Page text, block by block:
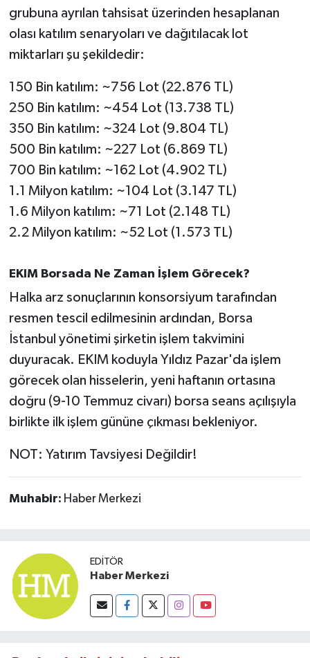
grubuna ayrılan tahsisat üzerinden hesaplanan
olası katılım senaryoları ve dağıtılacak lot
miktarları şu şekildedir:
150 Bin katılım: ~756 Lot (22.876 TL)
250 Bin katılım: ~454 Lot (13.738 TL)
350 Bin katılım: ~324 Lot (9.804 TL)
500 Bin katılım: ~227 Lot (6.869 TL)
700 Bin katılım: ~162 Lot (4.902 TL)
1.1 Milyon katılım: ~104 Lot (3.147 TL)
1.6 Milyon katılım: ~71 Lot (2.148 TL)
2.2 Milyon katılım: ~52 Lot (1.573 TL)
EKIM Borsada Ne Zaman İşlem Görecek?
Halka arz sonuçlarının konsorsiyum tarafından
resmen tescil edilmesinin ardından, Borsa
İstanbul yönetimi şirketin işlem takvimini
duyuracak. EKIM koduyla Yıldız Pazar'da işlem
görecek olan hisselerin, yeni haftanın ortasına
doğru (9-10 Temmuz civarı) borsa seans açılışıyla
birlikte ilk işlem gününe çıkması bekleniyor.
NOT: Yatırım Tavsiyesi Değildir!
Muhabir: Haber Merkezi
EDITÖR
Haber Merkezi